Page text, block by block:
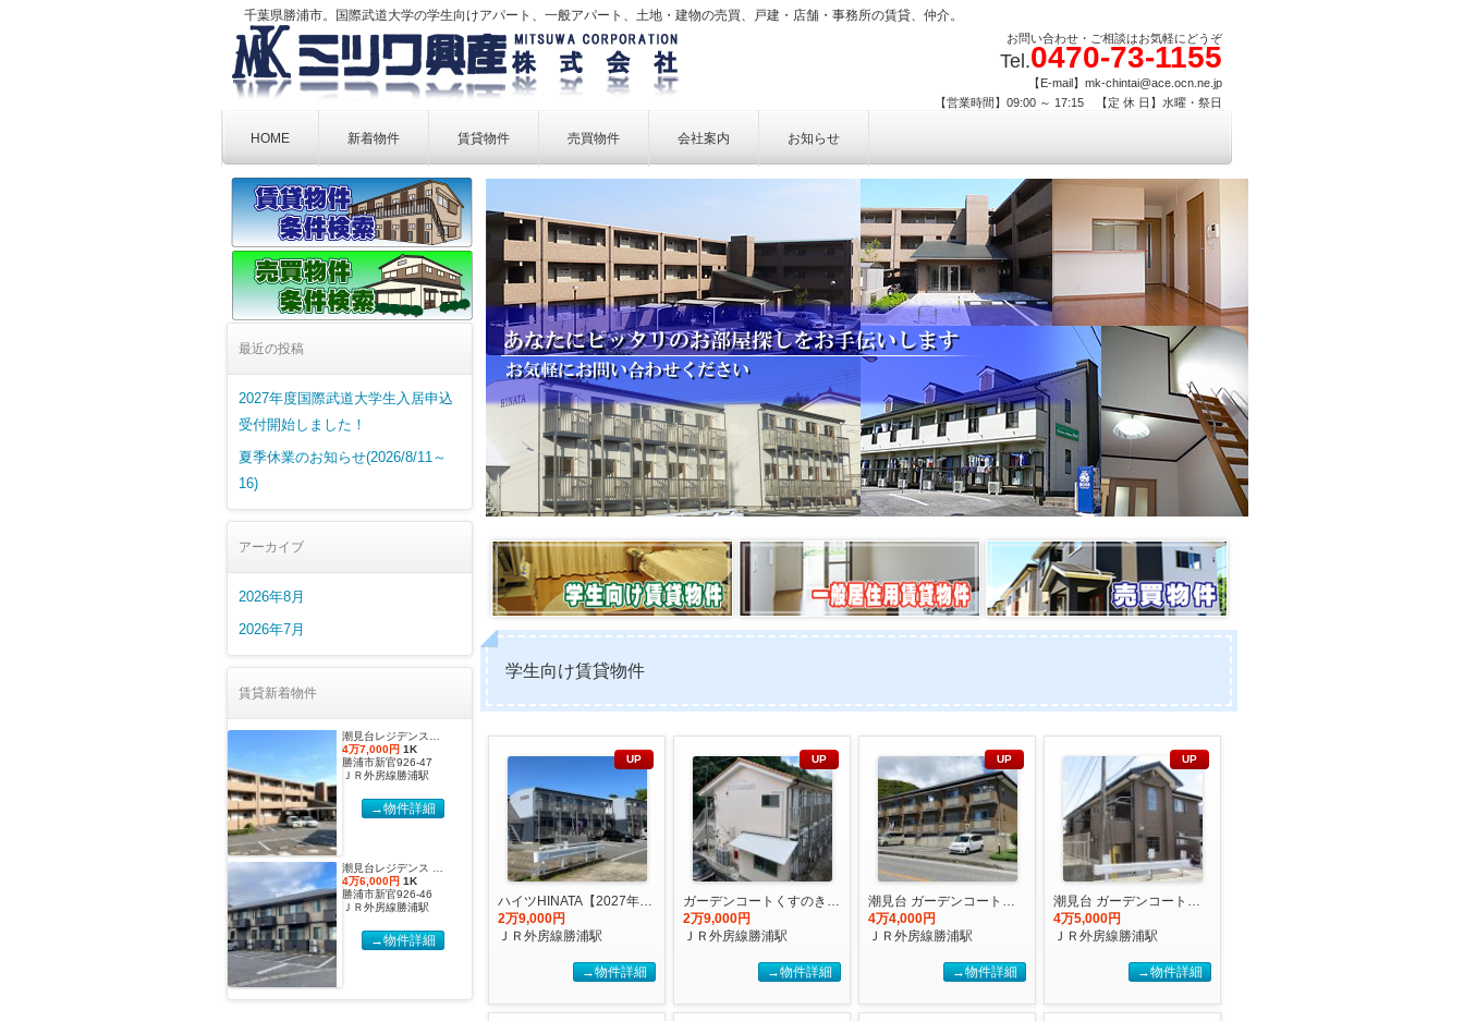
千葉県勝浦市。国際武道大学の学生向けアパート、一般アパート、土地・建物の売買、戸建・店舗・事務所の賃貸、仲介。
お問い合わせ・ご相談はお気軽にどうぞ
Tel.0470-73-1155
【E-mail】mk-chintai@ace.ocn.ne.jp
【営業時間】09:00 ～ 17:15 【定 休 日】水曜・祭日
contentHOME 新着物件 賃貸物件
賃貸物件検索
売買物件
売買物件検索
会社案内
個人情報保護方針
アクセス
お問い合せ
お知らせ
学生向け賃貸物件
UP
ハイツHINATA【2027年度国際武道大学生 入居申込受付開始しました！】
2万9,000円
ＪＲ外房線勝浦駅
→物件詳細
UP
ガーデンコートくすのき 【2027年度国際武道大学生 入居申込受付開始しました！】
2万9,000円
ＪＲ外房線勝浦駅
→物件詳細
UP
潮見台 ガーデンコート２【2027年度国際武道大学生 入居申込受付開始しました！】
4万4,000円
ＪＲ外房線勝浦駅
→物件詳細
UP
潮見台 ガーデンコート【2027年度国際武道大学生 入居申込受付開始しました！】
4万5,000円
ＪＲ外房線勝浦駅
→物件詳細
最近の投稿
2027年度国際武道大学生入居申込
受付開始しました！
夏季休業のお知らせ(2026/8/11～
16)
アーカイブ
2026年8月
2026年7月
賃貸新着物件
潮見台レジデンス壱番館 Dタイプ
4万7,000円 1K
勝浦市新官926-47
ＪＲ外房線勝浦駅
→物件詳細
潮見台レジデンス Ｂ棟 Ｂタイプ
4万6,000円 1K
勝浦市新官926-46
ＪＲ外房線勝浦駅
→物件詳細